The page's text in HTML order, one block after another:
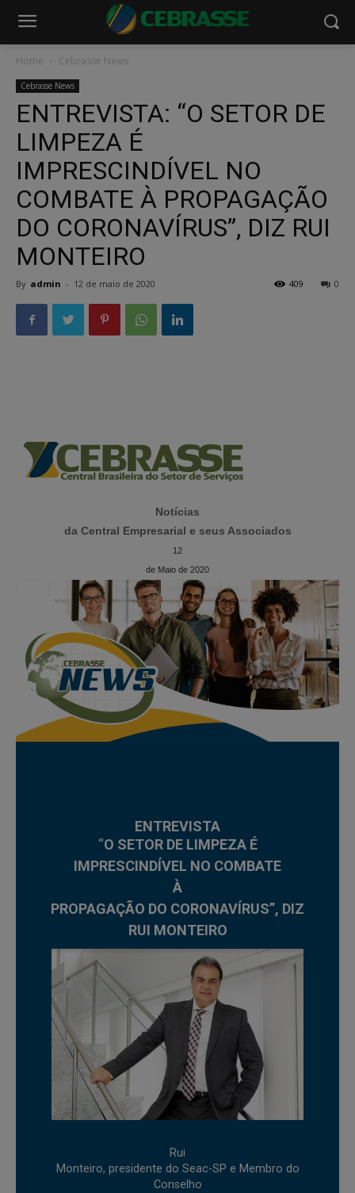
Home Cebrasse News
Cebrasse News
ENTREVISTA: “O SETOR DE
LIMPEZA É
IMPRESCINDÍVEL NO
COMBATE À PROPAGAÇÃO
DO CORONAVÍRUS”, DIZ RUI
MONTEIRO
By admin - 12 de maio de 2020 0
409
Notícias
da Central Empresarial e seus Associados
12
de Maio de 2020
ENTREVISTA
“O SETOR DE LIMPEZA É
IMPRESCINDÍVEL NO COMBATE
À
PROPAGAÇÃO DO CORONAVÍRUS”, DIZ
RUI MONTEIRO
Rui
Monteiro, presidente do Seac-SP e Membro do
Conselho